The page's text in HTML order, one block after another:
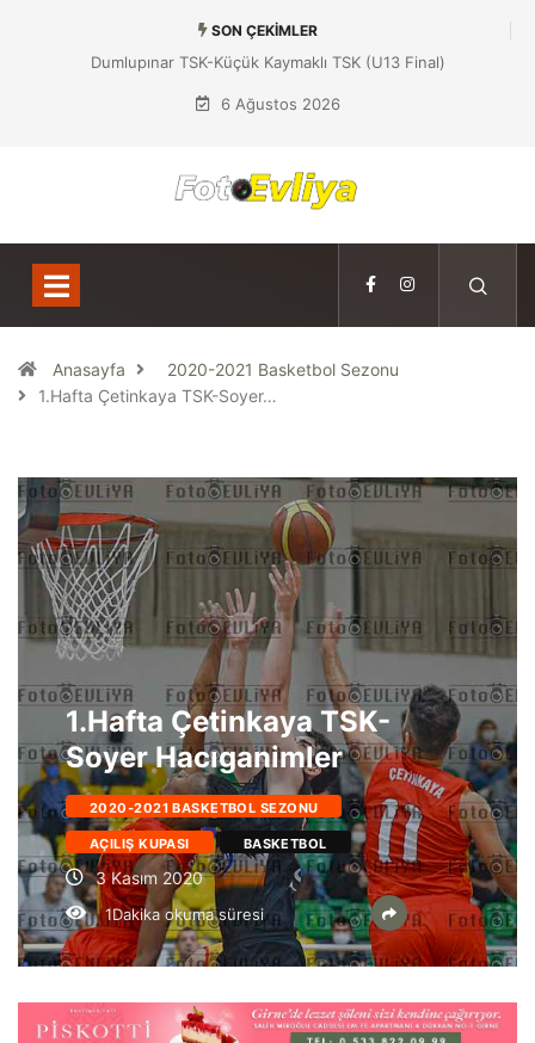
SON ÇEKIMLER
Dumlupınar TSK-Küçük Kaymaklı TSK (U13 Final)
6 Ağustos 2026
Anasayfa
2020-2021 Basketbol Sezonu
1.Hafta Çetinkaya TSK-Soyer…
1.Hafta Çetinkaya TSK-
Soyer Hacıganimler
2020-2021 BASKETBOL SEZONU
AÇILIŞ KUPASI BASKETBOL
3 Kasım 2020
1Dakika okuma süresi